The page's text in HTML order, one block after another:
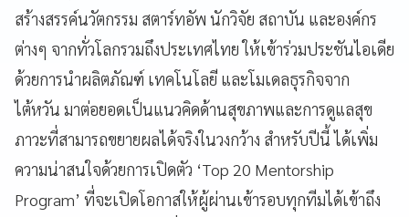
สร้างสรรค์นวัตกรรม สตาร์ทอัพ นักวิจัย สถาบัน และองค์กร
ต่างๆ จากทั่วโลกรวมถึงประเทศไทย ให้เข้าร่วมประชันไอเดีย
ด้วยการนำผลิตภัณฑ์ เทคโนโลยี และโมเดลธุรกิจจาก
ไต้หวัน มาต่อยอดเป็นแนวคิดด้านสุขภาพและการดูแลสุข
ภาวะที่สามารถขยายผลได้จริงในวงกว้าง สำหรับปีนี้ ได้เพิ่ม
ความน่าสนใจด้วยการเปิดตัว ‘Top 20 Mentorship
Program’ ที่จะเปิดโอกาสให้ผู้ผ่านเข้ารอบทุกทีมได้เข้าถึง